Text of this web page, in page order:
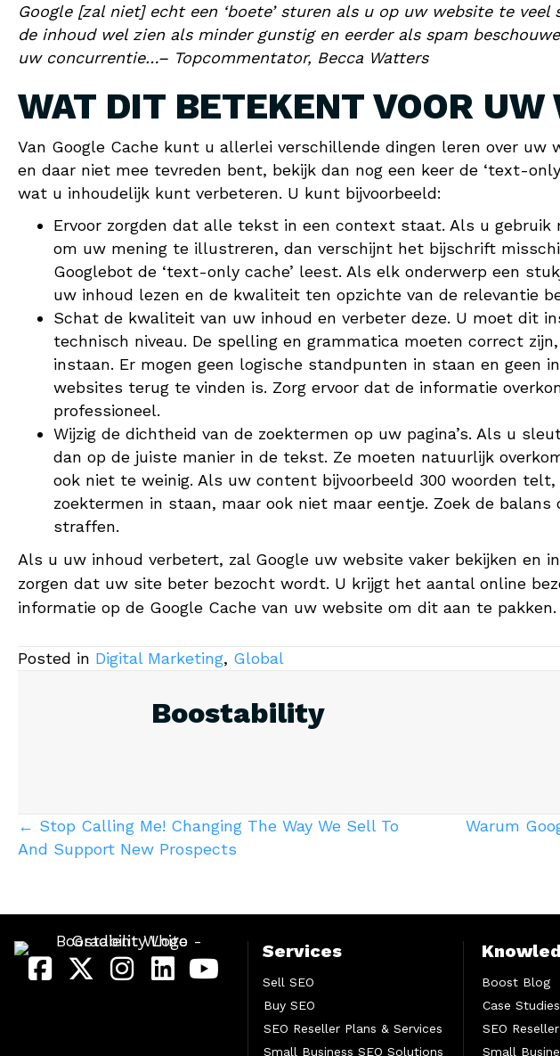
Google [zal niet] echt een ‘boete’ sturen als u op uw website te
de inhoud wel zien als minder gunstig en eerder als spam
uw concurrentie…– Topcommentator, Becca Watters
WAT DIT BETEKENT VOOR UW
Van Google Cache kunt u allerlei verschillende dingen leren over uw
en daar niet mee tevreden bent, bekijk dan nog een keer de ‘text-
wat u inhoudelijk kunt verbeteren. U kunt bijvoorbeeld:
Ervoor zorgden dat alle tekst in een context staat. Als u gebruik
om uw mening te illustreren, dan verschijnt het bijschrift
Googlebot de ‘text-only cache’ leest. Als elk onderwerp een
uw inhoud lezen en de kwaliteit ten opzichte van de relevantie
Schat de kwaliteit van uw inhoud en verbeter deze. U moet dit
technisch niveau. De spelling en grammatica moeten correct
instaan. Er mogen geen logische standpunten in staan en geen
websites terug te vinden is. Zorg ervoor dat de informatie
professioneel.
Wijzig de dichtheid van de zoektermen op uw pagina’s. Als u
dan op de juiste manier in de tekst. Ze moeten natuurlijk
ook niet te weinig. Als uw content bijvoorbeeld 300 woorden telt,
zoektermen in staan, maar ook niet maar eentje. Zoek de balans
straffen.
Als u uw inhoud verbetert, zal Google uw website vaker bekijken en
zorgen dat uw site beter bezocht wordt. U krijgt het aantal online
informatie op de Google Cache van uw website om dit aan te pakken.
Posted in Digital Marketing, Global
Boostability
Posts
navigation
← Stop Calling Me! Changing The Way We Sell To
And Support New Prospects
Warum
Services
Sell SEO
Buy SEO
SEO Reseller Plans & Services
Small Business SEO Solutions
Boost Blog
Case Studies
SEO
Small